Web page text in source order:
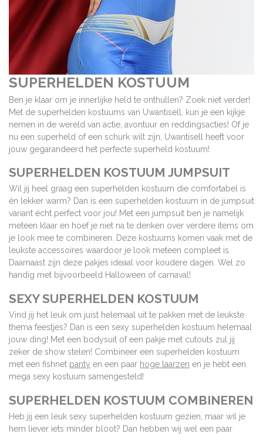
SUPERHELDEN KOSTUUM
Ben je klaar om je innerlijke held te onthullen? Zoek niet verder!
Met de superhelden kostuums van Uwantisell, kun je een kijkje
nemen in de wereld van actie, avontuur en reddingsacties! Of je
nu een superheld of een schurk wilt zijn, Uwantisell heeft voor
jouw gegarandeerd het perfecte superheld kostuum!
SUPERHELDEN KOSTUUM JUMPSUIT
Wil jij heel graag een superhelden kostuum die comfortabel is
én lekker warm? Dan is een superhelden kostuum in de jumpsuit
variant écht perfect voor jou! Met een jumpsuit ben je namelijk
meteen klaar en hoef je niet na te denken over verdere items om
je look mee te combineren. Deze kostuums komen vaak met de
leukste accessoires waardoor je look meteen compleet is.
Daarnaast zijn deze pakjes ideaal voor koudere dagen. Wel zo
handig met bijvoorbeeld Halloween of carnaval!
SEXY SUPERHELDEN KOSTUUM
Vind jij het leuk om juist helemaal uit te pakken met de leukste
thema feestjes? Dan is een sexy superhelden kostuum helemaal
jouw ding! Met een bodysuit of een pakje met cutouts zul jij
zeker de show stelen! Combineer een superhelden kostuum
met een fishnet panty en een paar hoge laarzen en je hebt een
mega sexy kostuum samengesteld!
SUPERHELDEN KOSTUUM COMBINEREN
Heb jij een leuk sexy superhelden kostuum gezien, maar wil je
hem liever iets minder bloot? Dan hebben wij wel een paar